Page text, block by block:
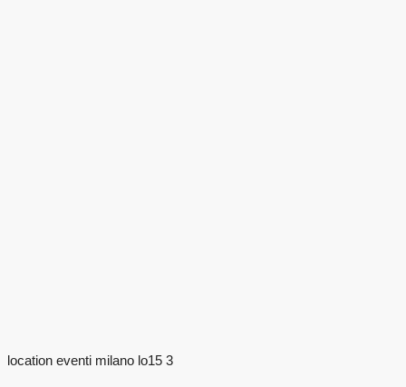
location eventi milano lo15 3